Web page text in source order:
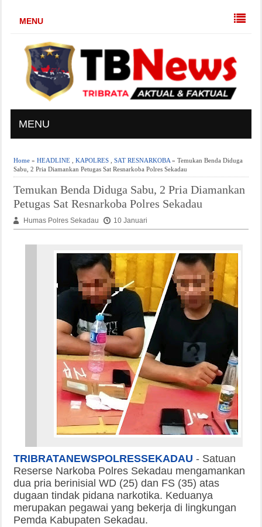
MENU
MENU
Home» HEADLINE, KAPOLRES, SAT RESNARKOBA» Temukan Benda Diduga
Sabu, 2 Pria Diamankan Petugas Sat Resnarkoba Polres Sekadau
Temukan Benda Diduga Sabu, 2 Pria Diamankan
Petugas Sat Resnarkoba Polres Sekadau
Humas Polres Sekadau 10 Januari
TRIBRATANEWSPOLRESSEKADAU - Satuan
Reserse Narkoba Polres Sekadau mengamankan
dua pria berinisial WD (25) dan FS (35) atas
dugaan tindak pidana narkotika. Keduanya
merupakan pegawai yang bekerja di lingkungan
Pemda Kabupaten Sekadau.